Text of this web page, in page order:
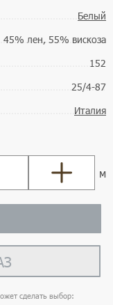
Белый
45% лен, 55% вискоза
152
25/4-87
Италия
м
сделать выбор: